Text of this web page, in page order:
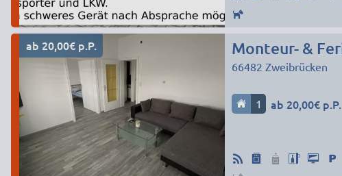
ab 20,00€ p.P. Monteur- &
66482 Zweibrücken
1 ab 20,00€ p.P.